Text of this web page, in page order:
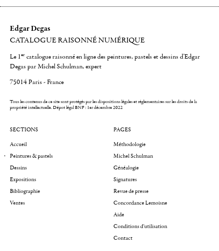
Edgar Degas
CATALOGUE RAISONNÉ NUMÉRIQUE
Le 1er catalogue raisonné en ligne des peintures, pastels et dessins d'Edgar
Degas par Michel Schulman, expert
75014 Paris - France
Tous les contenus de ce site sont protégés par les dispositions légales et réglementaires sur les droits de la
propriété intellectuelle.Dépot légal BNF : 1er décembre 2022
SECTIONS
Accueil
Peintures & pastels
Dessins
Expositions
Bibliographie
Ventes
PAGES
Méthodologie
Michel Schulman
Généalogie
Signatures
Revue de presse
Concordance Lemoisne
Aide
Conditions d'utilisation
Contact